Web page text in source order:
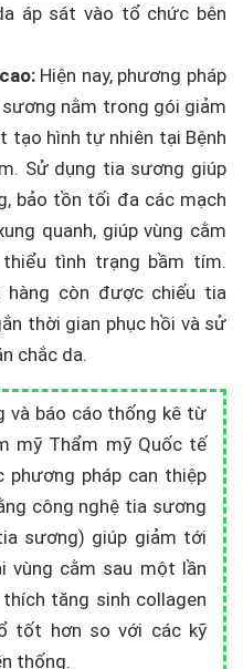
áp sát vào tổ chức bên
Hiện nay, phương pháp
sương nằm trong gói giảm
tạo hình tự nhiên tại Bệnh
Sử dụng tia sương giúp
bảo tồn tối đa các mạch
quanh, giúp vùng cằm
tình trạng bầm tím.
hàng còn được chiếu tia
thời gian phục hồi và sử
chắc da.
và báo cáo thống kê từ
mỹ Thẩm mỹ Quốc tế
phương pháp can thiệp
công nghệ tia sương
sương) giúp giảm tới
cằm sau một lần
tăng sinh collagen
tốt hơn so với các kỹ
thống.